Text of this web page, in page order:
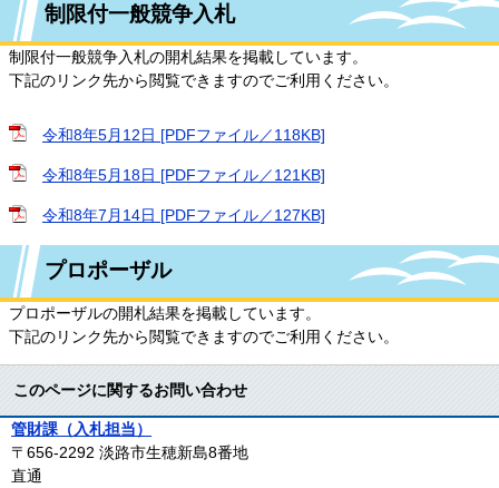
制限付一般競争入札
制限付一般競争入札の開札結果を掲載しています。
下記のリンク先から閲覧できますのでご利用ください。
令和8年5月12日 [PDFファイル／118KB]
令和8年5月18日 [PDFファイル／121KB]
令和8年7月14日 [PDFファイル／127KB]
プロポーザル
プロポーザルの開札結果を掲載しています。
下記のリンク先から閲覧できますのでご利用ください。
このページに関するお問い合わせ
管財課（入札担当）
〒656-2292 淡路市生穂新島8番地
直通